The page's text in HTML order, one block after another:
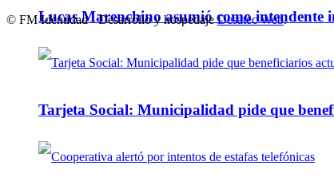
Lucas Marenchino asumió como intendente
Tarjeta Social: Municipalidad pide que
© FM Identidad - Desarrollo y hospedajeDesatec Web.